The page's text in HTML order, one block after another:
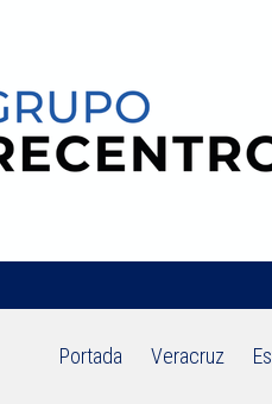
Portada Veracruz